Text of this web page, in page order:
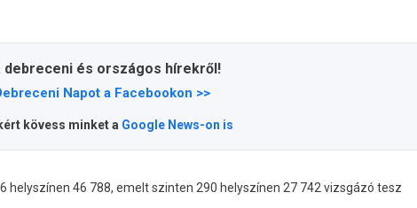
debreceni és országos hírekről!
Napot a Facebookon >>
kövess minket a Google News-on is
46 788, emelt szinten 290 helyszínen 27 742 vizsgázó tesz